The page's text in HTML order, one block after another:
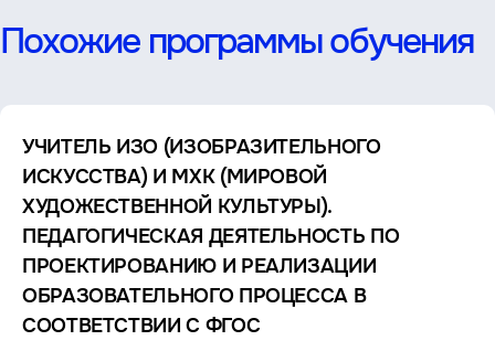
Похожие программы обучения
УЧИТЕЛЬ ИЗО (ИЗОБРАЗИТЕЛЬНОГО
ИСКУССТВА) И МХК (МИРОВОЙ
ХУДОЖЕСТВЕННОЙ КУЛЬТУРЫ).
ПЕДАГОГИЧЕСКАЯ ДЕЯТЕЛЬНОСТЬ ПО
ПРОЕКТИРОВАНИЮ И РЕАЛИЗАЦИИ
ОБРАЗОВАТЕЛЬНОГО ПРОЦЕССА В
СООТВЕТСТВИИ С ФГОС